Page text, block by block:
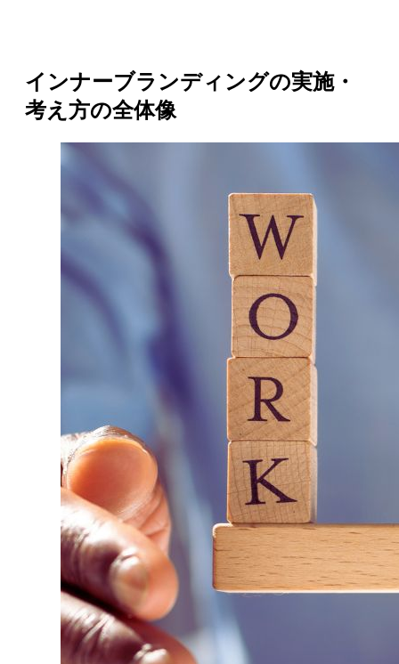
インナーブランディングの実施・
考え方の全体像